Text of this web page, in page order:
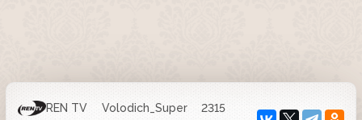
REN TV Volodich_Super
2315